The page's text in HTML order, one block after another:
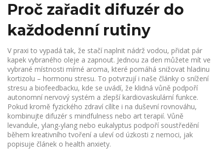
Proč zařadit difuzér do
každodenní rutiny
V praxi to vypadá tak, že stačí naplnit nádrž vodou, přidat pár
kapek vybraného oleje a zapnout. Jednou za den můžete mít ve
vybrané místnosti mírné aroma, které pomáhá snižovat hladinu
kortizolu – hormonu stresu. To potvrzují i naše články o snížení
stresu a biofeedbacku, kde se uvádí, že klidná vůně podpoří
autonomní nervový systém a zlepší kardiovaskulární funkce.
Pokud kromě fyzického zdraví cílíte i na duševní rovnováhu,
kombinujte difuzér s mindfulness nebo art terapií. Vůně
levandule, ylang‑ylang nebo eukalyptus podpoří soustředění
během kreativního tvoření a uleví od úzkosti z nemoci, jak
popisuje článek o health anxiety.